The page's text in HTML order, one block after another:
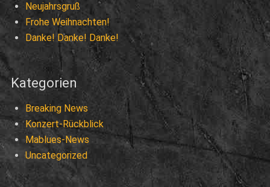
Neujahrsgruß
Frohe Weihnachten!
Danke! Danke! Danke!
Kategorien
Breaking News
Konzert-Rückblick
Mablues-News
Uncategorized